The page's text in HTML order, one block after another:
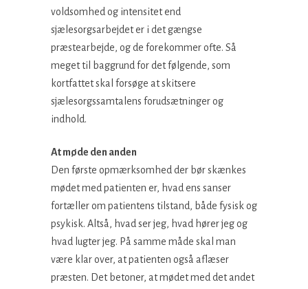
voldsomhed og intensitet end
sjælesorgsarbejdet er i det gængse
præstearbejde, og de forekommer ofte. Så
meget til baggrund for det følgende, som
kortfattet skal forsøge at skitsere
sjælesorgssamtalens forudsætninger og
indhold.
At møde den anden
Den første opmærksomhed der bør skænkes
mødet med patienten er, hvad ens sanser
fortæller om patientens tilstand, både fysisk og
psykisk. Altså, hvad ser jeg, hvad hører jeg og
hvad lugter jeg. På samme måde skal man
være klar over, at patienten også aflæser
præsten. Det betoner, at mødet med det andet